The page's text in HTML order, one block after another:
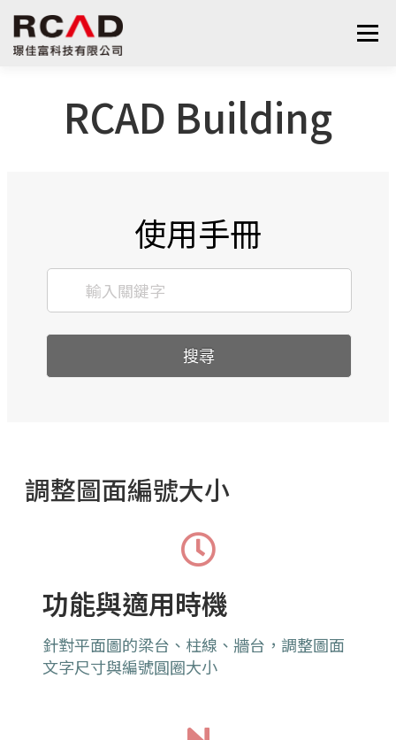
選單
算量服務
RCAD Building
使用手冊
搜尋
調整圖面編號大小
功能與適用時機
針對平面圖的梁台、柱線、牆台，調整圖面
文字尺寸與編號圓圈大小